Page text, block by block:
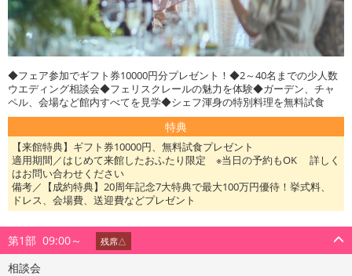
◆フェア参加でギフト券10000円分プレゼント！◆2～40名までの少人数
ウエディング相談会◆フェリスクレールの魅力を体験◆ガーデン、チャ
ペル、会場など館内すべてを見学◆シェフ渾身の特別料理を無料試食
特典
【来館特典】ギフト券10000円、無料試食プレゼント
適用期間／はじめて来館したおふたり限定 ※当日の予約もOK 詳しく
はお問い合わせください
備考／【成約特典】20周年記念7大特典で最大100万円優待！挙式料、
ドレス、会場費、送迎費などプレゼント
第1部 09:00～ 残席△
相談会